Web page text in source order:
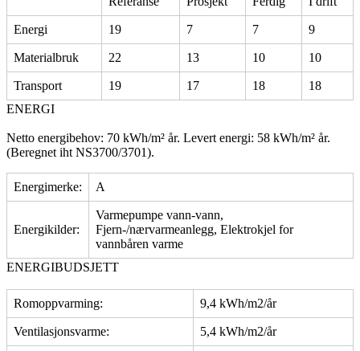
Energi 19 7 7 9
Materialbruk 22 13 10 10
Transport 19 17 18
18
ENERGI
Netto energibehov: 70 kWh/m² år. Levert energi: 58 kWh/m² år.
(Beregnet iht NS3700/3701).
Energimerke: A
Energikilder:
Varmepumpe vann-vann,
Fjern-/nærvarmeanlegg, Elektrokjel for
vannbåren varme
ENERGIBUDSJETT
Romoppvarming: 9,4 kWh/m2/år
Ventilasjonsvarme: 5,4 kWh/m2/år